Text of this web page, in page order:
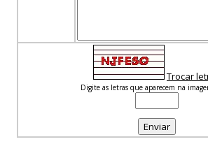
Trocar
Digite as letras que aparecem na